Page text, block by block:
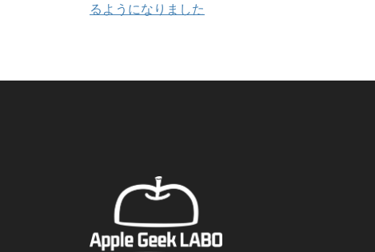
るようになりました